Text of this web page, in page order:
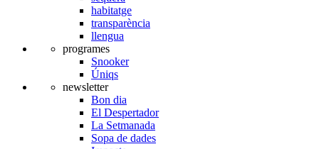
habitatge
transparència
llengua
programes
Snooker
Úniqs
newsletter
Bon dia
El Despertador
La Setmanada
Sopa de dades